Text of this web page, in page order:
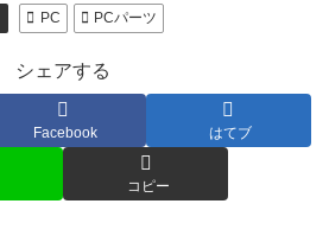
PC PCパーツ
シェアする
Facebook はてブ
コピー